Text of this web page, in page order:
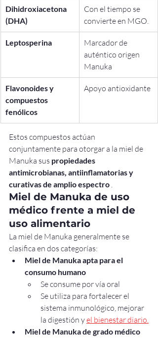
Dihidroxiacetona
(DHA)
Con el tiempo se
convierte en MGO.
Leptosperina
Marcador de
auténtico origen
Manuka
Flavonoides y
compuestos
fenólicos
Apoyo antioxidante
Estos compuestos actúan
conjuntamente para otorgar a la miel de
Manuka sus propiedades
antimicrobianas, antiinflamatorias y
curativas de amplio espectro .
Miel de Manuka de uso
médico frente a miel de
uso alimentario
La miel de Manuka generalmente se
clasifica en dos categorías:
Miel de Manuka apta para el
consumo humano
Se consume por vía oral
Se utiliza para fortalecer el
sistema inmunológico, mejorar
la digestión y el bienestar diario.
Miel de Manuka de grado médico